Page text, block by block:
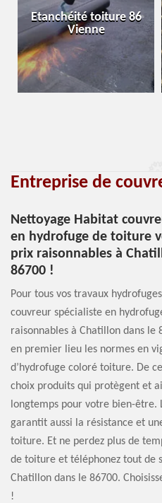
Etanchéité toiture 86
Vienne
Entreprise de
Nettoyage Habitat
en hydrofuge de toiture
prix raisonnables à
86700 !
Pour tous vos travaux
couvreur spécialiste en
raisonnables à Chatillon dans le
en premier lieu les normes en
d’hydrofuge coloré toiture. De
choix produits qui protègent et
longtemps pour votre bien-être.
garantit aussi la résistance et
toiture. Et ne perdez plus de
de toiture et téléphonez tout de
Chatillon dans le 86700.
!